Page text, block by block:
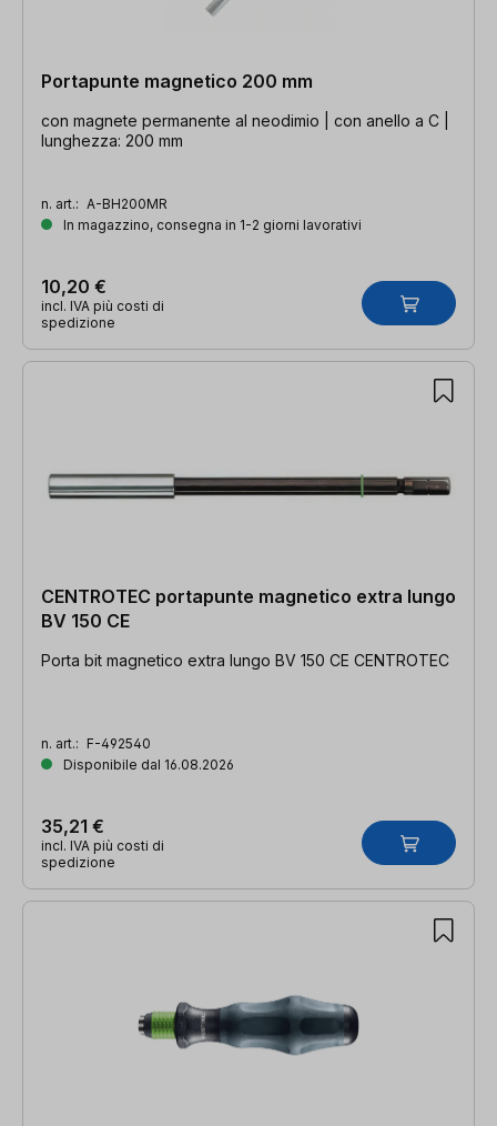
Portapunte magnetico 200 mm
con magnete permanente al neodimio | con anello a C |
lunghezza: 200 mm
n. art.: A-BH200MR
In magazzino, consegna in 1-2 giorni lavorativi
10,20 €
incl. IVA più costi di
spedizione
CENTROTEC portapunte magnetico extra lungo
BV 150 CE
Porta bit magnetico extra lungo BV 150 CE CENTROTEC
n. art.: F-492540
Disponibile dal 16.08.2026
35,21 €
incl. IVA più costi di
spedizione